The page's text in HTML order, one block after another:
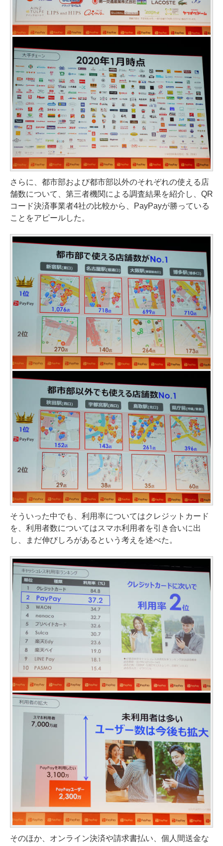
さらに、都市部および都市部以外のそれぞれの使える店
舗数について、第三者機関による調査結果を紹介し、QR
コード決済事業者4社の比較から、PayPayが勝っている
ことをアピールした。
そういった中でも、利用率についてはクレジットカード
を、利用者数についてはスマホ利用者を引き合いに出
し、まだ伸びしろがあるという考えを述べた。
そのほか、オンライン決済や請求書払い、個人間送金な